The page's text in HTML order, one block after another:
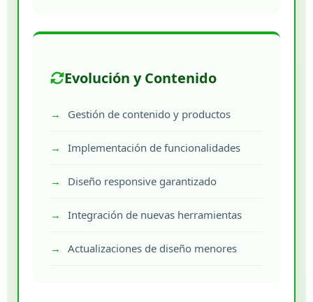
Evolución y Contenido
Gestión de contenido y productos
Implementación de funcionalidades
Diseño responsive garantizado
Integración de nuevas herramientas
Actualizaciones de diseño menores